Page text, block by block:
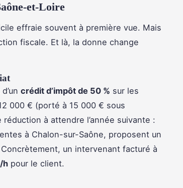
et-Loire
effraie souvent à première vue. Mais
fiscale. Et là, la donne change
crédit d’impôt de 50 % sur les
000 € (porté à 15 000 € sous
à attendre l’année suivante :
à Chalon-sur-Saône, proposent un
un intervenant facturé à
h pour le client.